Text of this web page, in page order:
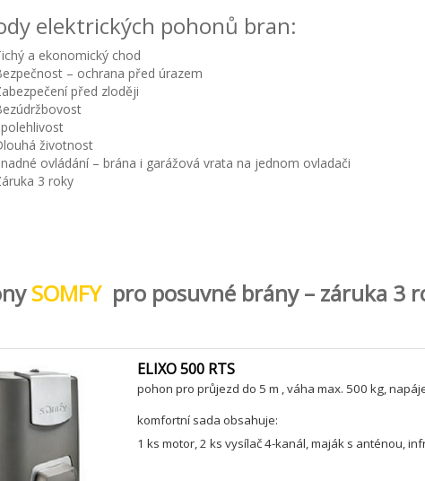
elektrických pohonů bran:
a ekonomický chod
– ochrana před úrazem
před zloději
životnost
ovládání – brána i garážová vrata na jednom ovladači
3 roky
SOMFYpro posuvné brány – záruka 3
ELIXO 500 RTS
pohon pro průjezd do 5 m , váha max. 500 kg,
komfortní sada obsahuje:
1 ks motor, 2 ks vysílač 4-kanál, maják s anténou,